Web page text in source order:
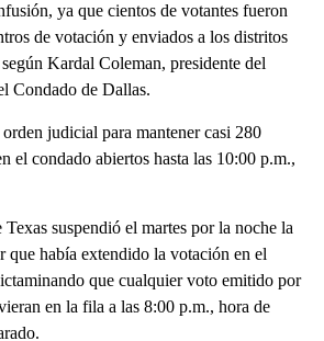
ya que cientos de votantes fueron
de votación y enviados a los distritos
Kardal Coleman, presidente del
Condado de Dallas.
judicial para mantener casi 280
el condado abiertos hasta las 10:00 p.m.,
suspendió el martes por la noche la
que había extendido la votación en el
que cualquier voto emitido por
en la fila a las 8:00 p.m., hora de